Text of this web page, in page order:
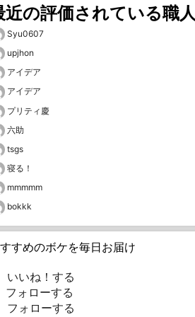
近の評価されている職人
Syu0607
upjhon
アイデア
アイデア
プリティ慶
六助
tsgs
寝る！
mmmmm
bokkk
すめのボケを毎日お届け
いいね！する
ォローする
フォローする